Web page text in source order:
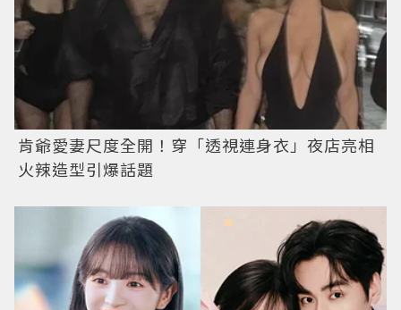
肯爺愛妻尺度全開！穿「透視連身衣」夜店亮相
火辣造型引爆話題